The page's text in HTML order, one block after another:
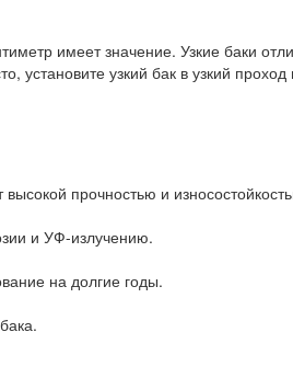
имеет значение. Узкие баки
установите узкий бак в узкий
прочностью и
и УФ-излучению.
на долгие годы.